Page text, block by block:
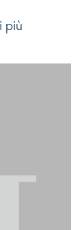
più